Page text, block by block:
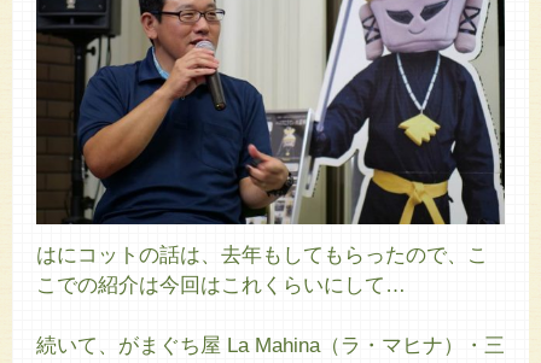
はにコットの話は、去年もしてもらったので、こ
こでの紹介は今回はこれくらいにして…
続いて、がまぐち屋 La Mahina（ラ・マヒナ）・三